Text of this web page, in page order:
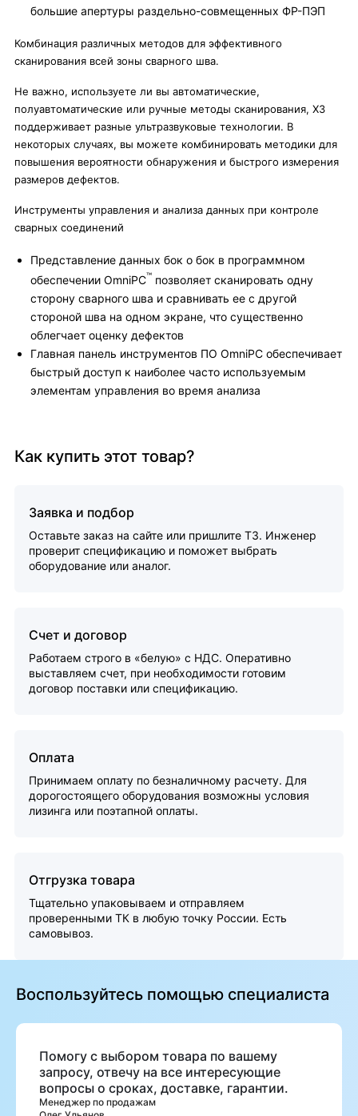
большие апертуры раздельно-совмещенных ФР-ПЭП
Комбинация различных методов для эффективного
сканирования всей зоны сварного шва.
Не важно, используете ли вы автоматические,
полуавтоматические или ручные методы сканирования, X3
поддерживает разные ультразвуковые технологии. В
некоторых случаях, вы можете комбинировать методики для
повышения вероятности обнаружения и быстрого измерения
размеров дефектов.
Инструменты управления и анализа данных при контроле
сварных соединений
Представление данных бок о бок в программном
обеспечении OmniPC™ позволяет сканировать одну
сторону сварного шва и сравнивать ее с другой
стороной шва на одном экране, что существенно
облегчает оценку дефектов
Главная панель инструментов ПО OmniPC обеспечивает
быстрый доступ к наиболее часто используемым
элементам управления во время анализа
Как купить этот товар?
Заявка и подбор
Оставьте заказ на сайте или пришлите ТЗ. Инженер
проверит спецификацию и поможет выбрать
оборудование или аналог.
Счет и договор
Работаем строго в «белую» с НДС. Оперативно
выставляем счет, при необходимости готовим
договор поставки или спецификацию.
Оплата
Принимаем оплату по безналичному расчету. Для
дорогостоящего оборудования возможны условия
лизинга или поэтапной оплаты.
Отгрузка товара
Тщательно упаковываем и отправляем
проверенными ТК в любую точку России. Есть
самовывоз.
Воспользуйтесь помощью специалиста
Помогу с выбором товара по вашему
запросу, отвечу на все интересующие
вопросы о сроках, доставке, гарантии.
Менеджер по продажам